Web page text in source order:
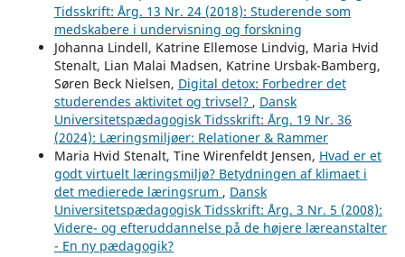
Tidsskrift: Årg. 13 Nr. 24 (2018): Studerende som
medskabere i undervisning og forskning
Johanna Lindell, Katrine Ellemose Lindvig, Maria Hvid
Stenalt, Lian Malai Madsen, Katrine Ursbak-Bamberg,
Søren Beck Nielsen, Digital detox: Forbedrer det
studerendes aktivitet og trivsel? , Dansk
Universitetspædagogisk Tidsskrift: Årg. 19 Nr. 36
(2024): Læringsmiljøer: Relationer & Rammer
Maria Hvid Stenalt, Tine Wirenfeldt Jensen, Hvad er et
godt virtuelt læringsmiljø? Betydningen af klimaet i
det medierede læringsrum , Dansk
Universitetspædagogisk Tidsskrift: Årg. 3 Nr. 5 (2008):
Videre- og efteruddannelse på de højere læreanstalter
- En ny pædagogik?